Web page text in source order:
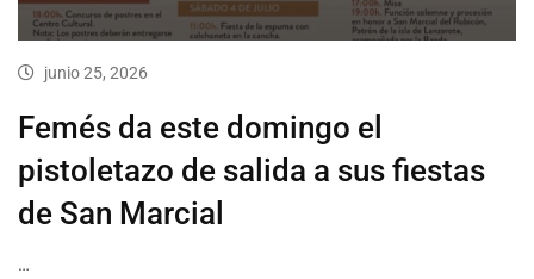
junio 25, 2026
Femés da este domingo el
pistoletazo de salida a sus fiestas
de San Marcial
…